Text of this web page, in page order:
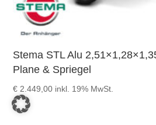
Stema STL Alu
Plane & Spriegel
€ 2.449,00 inkl. 19% MwSt.